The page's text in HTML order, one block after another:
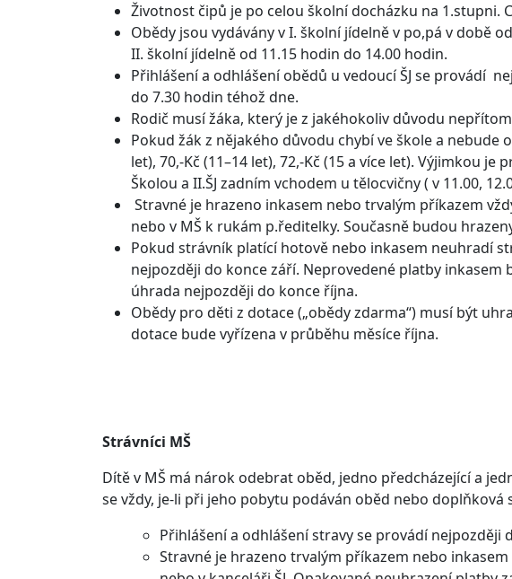
Životnost čipů je po celou školní docházku na 1.stupni.
Obědy jsou vydávány v I. školní jídelně v po,pá v době
II. školní jídelně od 11.15 hodin do 14.00 hodin.
Přihlášení a odhlášení obědů u vedoucí ŠJ se provádí
do 7.30 hodin téhož dne.
Rodič musí žáka, který je z jakéhokoliv důvodu
Pokud žák z nějakého důvodu chybí ve škole a nebude
let), 70,-Kč (11–14 let), 72,-Kč (15 a více let). Výjimkou
Školou a II.ŠJ zadním vchodem u tělocvičny ( v 11.00,
Stravné je hrazeno inkasem nebo trvalým příkazem
nebo v MŠ k rukám p.ředitelky. Současně budou
Pokud strávník platící hotově nebo inkasem neuhradí
nejpozději do konce září. Neprovedené platby
úhrada nejpozději do konce října.
Obědy pro děti z dotace („obědy zdarma“) musí být
dotace bude vyřízena v průběhu měsíce října.
Strávníci MŠ
Dítě v MŠ má nárok odebrat oběd, jedno předcházející a
se vždy, je-li při jeho pobytu podáván oběd nebo doplňková
Přihlášení a odhlášení stravy se provádí nejpozději
Stravné je hrazeno trvalým příkazem nebo